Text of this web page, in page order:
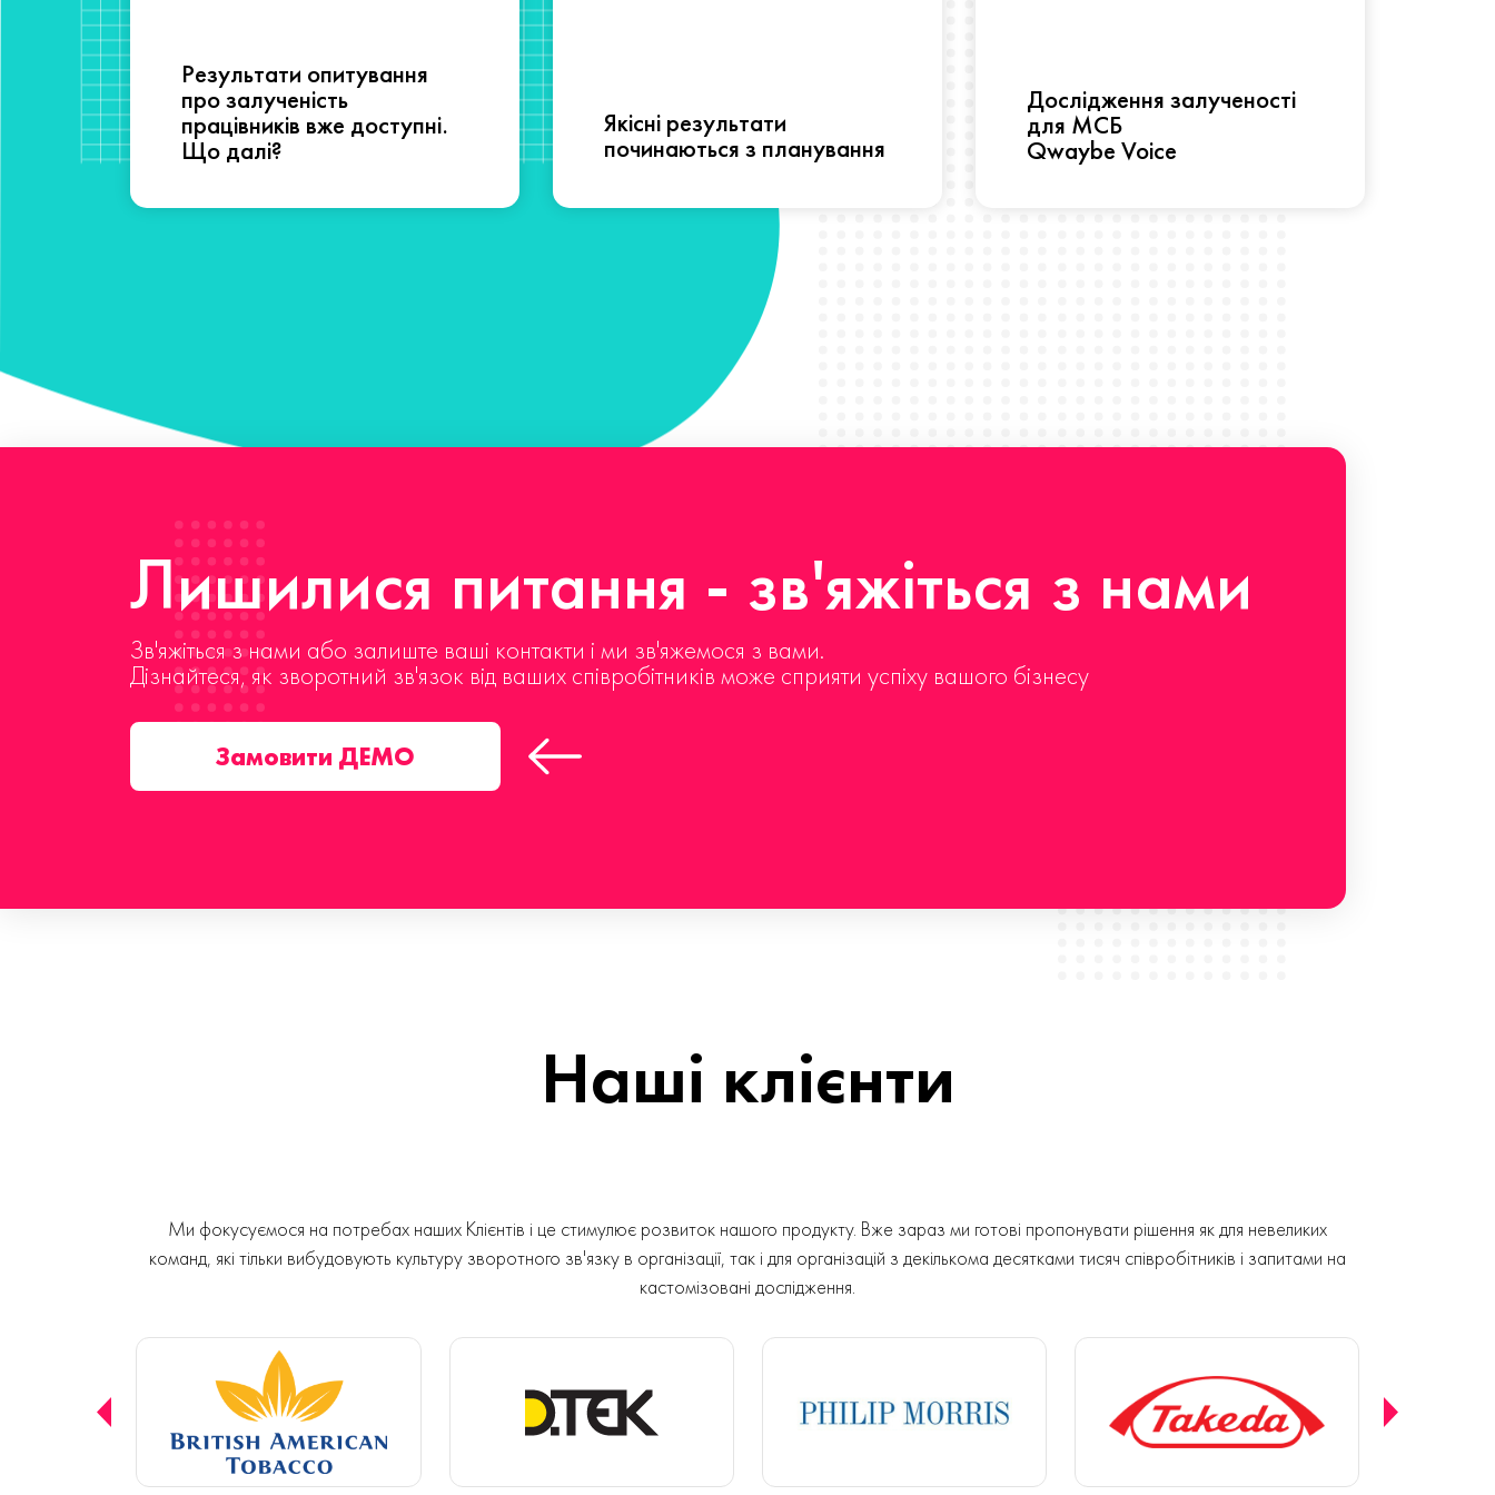
Результати опитування
про залученість
працівників вже доступні.
Що далі?
Якісні результати
починаються з планування
Дослідження залученості
для МСБ
Qwaybe Voice
Лишилися питання - зв'яжіться з нами
Зв'яжіться з нами або залиште ваші контакти і ми зв'яжемося з вами.
Дізнайтеся, як зворотний зв'язок від ваших співробітників може сприяти успіху вашого бізнесу
Замовити ДЕМО
Наші клієнти
Ми фокусуємося на потребах наших Клієнтів і це стимулює розвиток нашого продукту. Вже зараз ми готові пропонувати рішення як для невеликих
команд, які тільки вибудовують культуру зворотного зв'язку в організації, так і для організацій з декількома десятками тисяч співробітників і запитами на
кастомізовані дослідження.